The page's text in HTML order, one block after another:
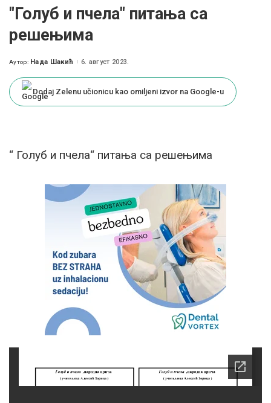
"Голуб и пчела" питања са
решењима
Posted
Аутор: Нада Шакић 6. август 2023.
Dodaj Zelenu učionicu kao omiljeni izvor na Google-u
“ Голуб и пчела“ питања са решењима